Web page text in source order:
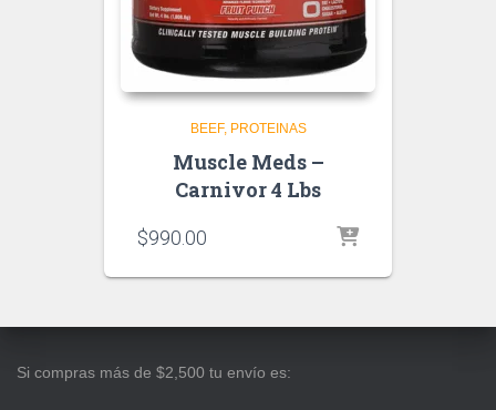
BEEF PROTEINAS
Muscle Meds –
Carnivor 4 Lbs
$990.00
Si compras más de $2,500 tu envío es: